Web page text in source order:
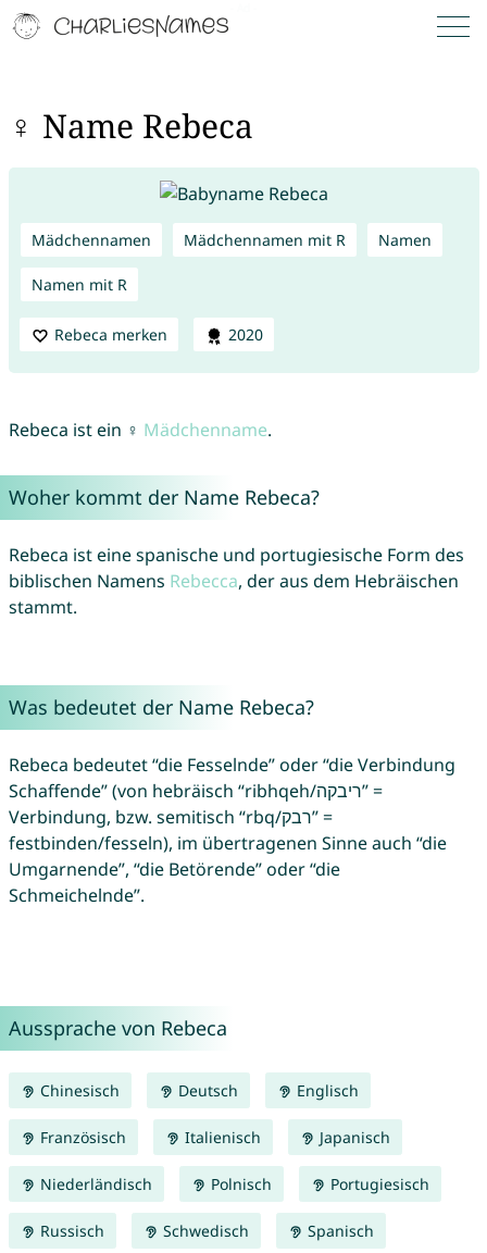
♀ Name Rebeca
Mädchennamen Mädchennamen mit R Namen
Namen mit R
Rebeca merken 2020
Rebeca ist ein ♀ Mädchenname.
Woher kommt der Name Rebeca?
Rebeca ist eine spanische und portugiesische Form des
biblischen Namens Rebecca, der aus dem Hebräischen
stammt.
Was bedeutet der Name Rebeca?
Rebeca bedeutet “die Fesselnde” oder “die Verbindung
Schaffende” (von hebräisch “ribhqeh/ריבקה” =
Verbindung, bzw. semitisch “rbq/רבק” =
festbinden/fesseln), im übertragenen Sinne auch “die
Umgarnende”, “die Betörende” oder “die
Schmeichelnde”.
Aussprache von Rebeca
Chinesisch Deutsch Englisch
Französisch Italienisch Japanisch
Niederländisch Polnisch Portugiesisch
Russisch Schwedisch Spanisch